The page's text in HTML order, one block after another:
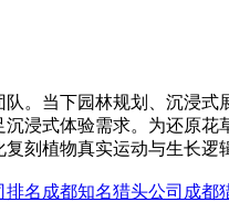
。当下园林规划、沉浸
浸式体验需求。为还原
刻植物真实运动与生长逻
排名 成都知名猎头公司 成都